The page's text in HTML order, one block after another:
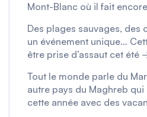
Mont-Blanc où il fait
Des plages sauvages, des
un événement unique…
être prise d’assaut cet été
Tout le monde parle du
autre pays du Maghreb
cette année avec des